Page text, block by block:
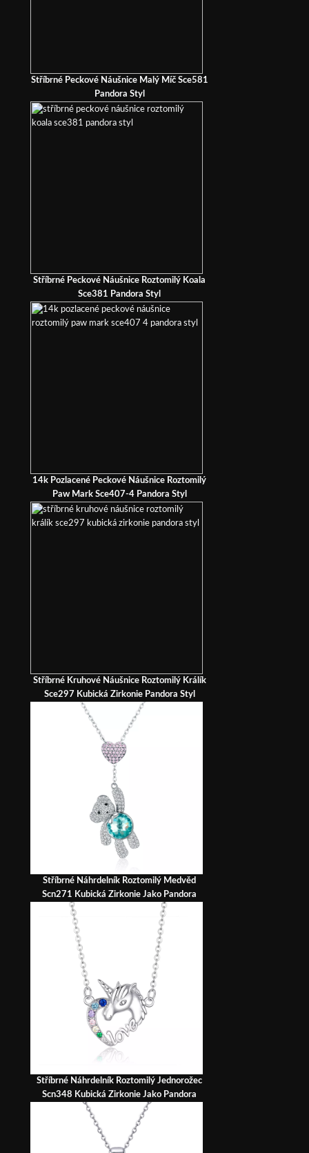
Stříbrné Peckové Náušnice Malý Míč Sce581
Pandora Styl
Stříbrné Peckové Náušnice Roztomilý Koala
Sce381 Pandora Styl
14k Pozlacené Peckové Náušnice Roztomilý
Paw Mark Sce407-4 Pandora Styl
Stříbrné Kruhové Náušnice Roztomilý Králík
Sce297 Kubická Zirkonie Pandora Styl
Stříbrné Náhrdelník Roztomilý Medvěd
Scn271 Kubická Zirkonie Jako Pandora
Stříbrné Náhrdelník Roztomilý Jednorožec
Scn348 Kubická Zirkonie Jako Pandora